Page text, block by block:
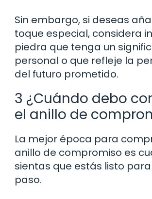
Sin embargo, si deseas
toque especial, considera
piedra que tenga un
personal o que refleje la
del futuro prometido.
3 ¿Cuándo debo
el anillo de
La mejor época para
anillo de compromiso es
sientas que estás listo
paso.